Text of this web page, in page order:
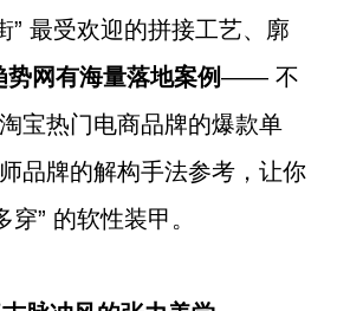
” 最受欢迎的拼接工艺、廓
势网有海量落地案例—— 不
宝热门电商品牌的爆款单
品牌的解构手法参考，让你
” 的软性装甲。